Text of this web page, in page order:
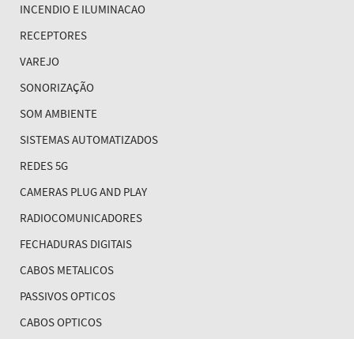
INCENDIO E ILUMINACAO
RECEPTORES
VAREJO
SONORIZAÇÃO
SOM AMBIENTE
SISTEMAS AUTOMATIZADOS
REDES 5G
CAMERAS PLUG AND PLAY
RADIOCOMUNICADORES
FECHADURAS DIGITAIS
CABOS METALICOS
PASSIVOS OPTICOS
CABOS OPTICOS